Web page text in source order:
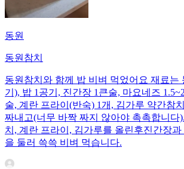
동원
동원참치
동원참치와 함께 밥 비벼 먹었어요 재료는
기), 밥 1공기, 진간장 1큰술, 마요네즈
술, 계란 프라이(반숙) 1개, 김가루 약간 ​참
짜내고(너무 바짝 짜지 않아야 촉촉합니다
치, 계란 프라이, 김가루를 올린후 ​진간장
을 둘러 쓱쓱 비벼 먹습니다.